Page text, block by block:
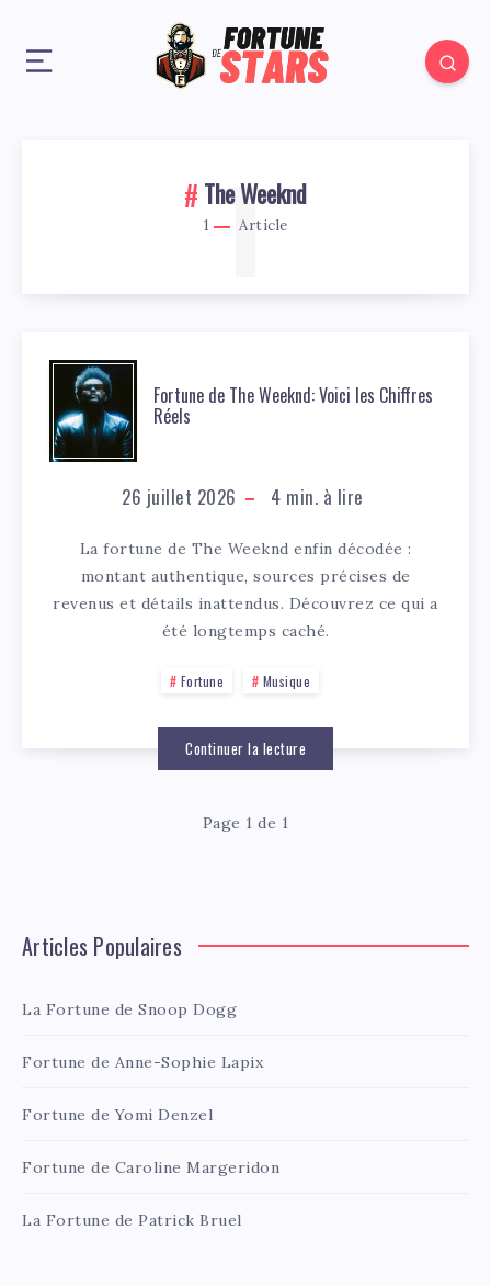
The Weeknd
1 Article
1
Fortune de The Weeknd: Voici les Chiffres
Réels
26 juillet 2026 4 min. à lire
La fortune de The Weeknd enfin décodée :
montant authentique, sources précises de
revenus et détails inattendus. Découvrez ce qui a
été longtemps caché.
Fortune Musique
Continuer la lecture
Page 1 de 1
Articles Populaires
La Fortune de Snoop Dogg
Fortune de Anne-Sophie Lapix
Fortune de Yomi Denzel
Fortune de Caroline Margeridon
La Fortune de Patrick Bruel